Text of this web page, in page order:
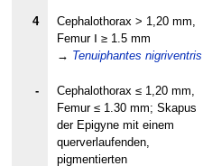
4
Cephalothorax > 1,20 mm,
Femur Ⅰ ≥ 1.5 mm
→ Tenuiphantes nigriventris
-
Cephalothorax ≤ 1,20 mm,
Femur ≤ 1.30 mm; Skapus
der Epigyne mit einem
querverlaufenden,
pigmentierten